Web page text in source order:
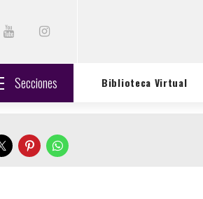
Secciones Biblioteca Virtual